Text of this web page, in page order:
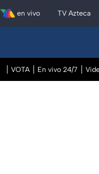
en vivo TV Azteca
VOTA En vivo 24/7